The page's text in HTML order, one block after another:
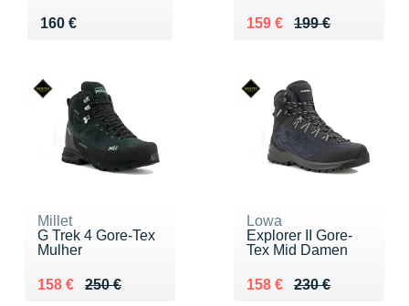
160 €
Vendu 160 € 199 €
Au lieu de 199 €
159 €
Vendu 159 €
Millet
G Trek 4 Gore-Tex
Mulher
250 €
Au lieu de 250 €
158 €
Vendu 158 €
Lowa
Explorer II Gore-
Tex Mid Damen
230 €
Au lieu de 230 €
158 €
Vendu 158 €